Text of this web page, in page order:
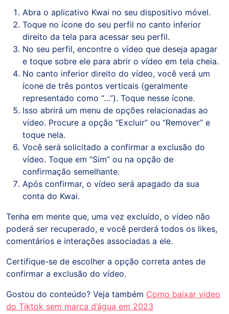
Abra o aplicativo Kwai no seu dispositivo móvel.
Toque no ícone do seu perfil no canto inferior
direito da tela para acessar seu perfil.
No seu perfil, encontre o vídeo que deseja apagar
e toque sobre ele para abrir o vídeo em tela cheia.
No canto inferior direito do vídeo, você verá um
ícone de três pontos verticais (geralmente
representado como “…”). Toque nesse ícone.
Isso abrirá um menu de opções relacionadas ao
vídeo. Procure a opção “Excluir” ou “Remover” e
toque nela.
Você será solicitado a confirmar a exclusão do
vídeo. Toque em “Sim” ou na opção de
confirmação semelhante.
Após confirmar, o vídeo será apagado da sua
conta do Kwai.
Tenha em mente que, uma vez excluído, o vídeo não
poderá ser recuperado, e você perderá todos os likes,
comentários e interações associadas a ele.
Certifique-se de escolher a opção correta antes de
confirmar a exclusão do vídeo.
Gostou do conteúdo? Veja também Como baixar vídeo
do Tiktok sem marca d’água em 2023